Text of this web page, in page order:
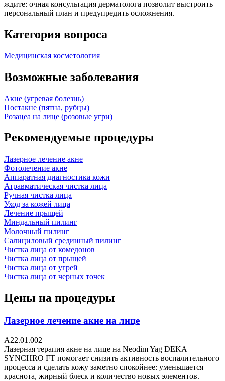
ждите: очная консультация дерматолога позволит выстроить
персональный план и предупредить осложнения.
Категория вопроса
Медицинская косметология
Возможные заболевания
Акне (угревая болезнь)
Постакне (пятна, рубцы)
Розацеа на лице (розовые угри)
Рекомендуемые процедуры
Лазерное лечение акне
Фотолечение акне
Аппаратная диагностика кожи
Атравматическая чистка лица
Ручная чистка лица
Уход за кожей лица
Лечение прыщей
Миндальный пилинг
Молочный пилинг
Салициловый срединный пилинг
Чистка лица от комедонов
Чистка лица от прыщей
Чистка лица от угрей
Чистка лица от черных точек
Цены на процедуры
Лазерное лечение акне на лице
А22.01.002
Лазерная терапия акне на лице на Neodim Yag DEKA
SYNCHRO FT помогает снизить активность воспалительного
процесса и сделать кожу заметно спокойнее: уменьшается
краснота, жирный блеск и количество новых элементов.